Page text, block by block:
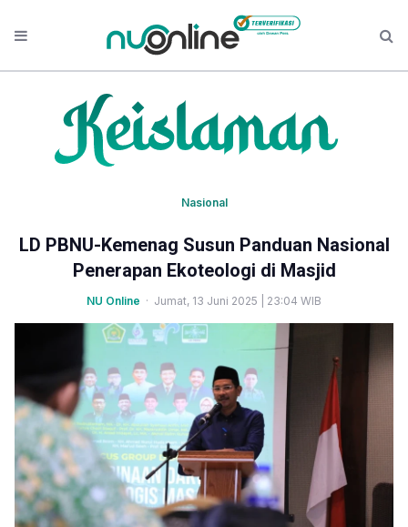
Nasional
LD PBNU-Kemenag Susun Panduan Nasional
Penerapan Ekoteologi di Masjid
NU Online · Jumat, 13 Juni 2025 | 23:04 WIB